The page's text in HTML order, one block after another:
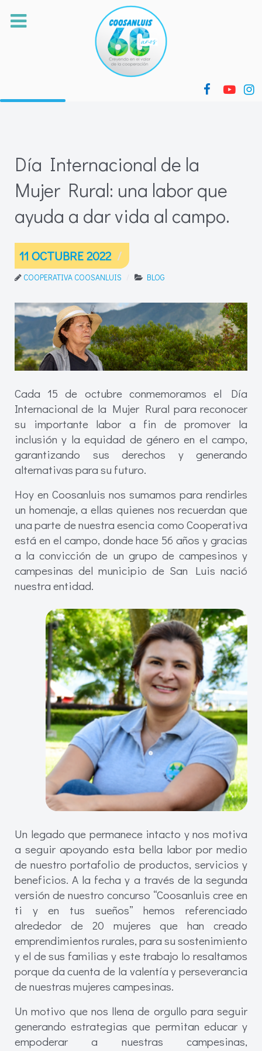
Día Internacional de la
Mujer Rural: una labor que
ayuda a dar vida al campo.
11 OCTUBRE 2022
COOPERATIVA COOSANLUIS BLOG
Cada 15 de octubre conmemoramos el Día
Internacional de la Mujer Rural para reconocer
su importante labor a fin de promover la
inclusión y la equidad de género en el campo,
garantizando sus derechos y generando
alternativas para su futuro.
Hoy en Coosanluis nos sumamos para rendirles
un homenaje, a ellas quienes nos recuerdan que
una parte de nuestra esencia como Cooperativa
está en el campo, donde hace 56 años y gracias
a la convicción de un grupo de campesinos y
campesinas del municipio de San Luis nació
nuestra entidad.
Un legado que permanece intacto y nos motiva
a seguir apoyando esta bella labor por medio
de nuestro portafolio de productos, servicios y
beneficios. A la fecha y a través de la segunda
versión de nuestro concurso “Coosanluis cree en
ti y en tus sueños” hemos referenciado
alrededor de 20 mujeres que han creado
emprendimientos rurales, para su sostenimiento
y el de sus familias y este trabajo lo resaltamos
porque da cuenta de la valentía y perseverancia
de nuestras mujeres campesinas.
Un motivo que nos llena de orgullo para seguir
generando estrategias que permitan educar y
empoderar a nuestras campesinas,